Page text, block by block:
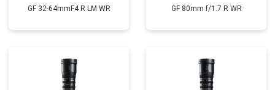
GF 32-64mmF4 R LM WR GF 80mm f/1.7 R WR